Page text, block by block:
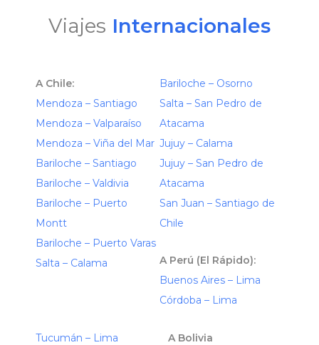
Viajes Internacionales
A Chile:
Mendoza – Santiago
Mendoza – Valparaíso
Mendoza – Viña del Mar
Bariloche – Santiago
Bariloche – Valdivia
Bariloche – Puerto
Montt
Bariloche – Puerto Varas
Salta – Calama
Bariloche – Osorno
Salta – San Pedro de
Atacama
Jujuy – Calama
Jujuy – San Pedro de
Atacama
San Juan – Santiago de
Chile
A Perú (El Rápido):
Buenos Aires – Lima
Córdoba – Lima
Tucumán – Lima
A Bolivia